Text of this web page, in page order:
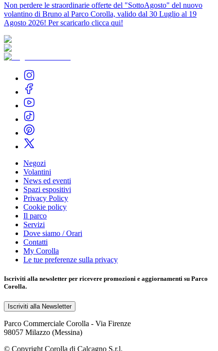
Non perdere le straordinarie offerte del "SottoAgosto" del nuovo
volantino di Bruno al Parco Corolla, valido dal 30 Luglio al 19
Agosto 2026! Per scaricarlo clicca qui!
Negozi
Volantini
News ed eventi
Spazi espositivi
Privacy Policy
Cookie policy
Il parco
Servizi
Dove siamo / Orari
Contatti
My Corolla
Le tue preferenze sulla privacy
Iscriviti alla newsletter per ricevere promozioni e aggiornamenti su Parco
Corolla.
Iscriviti alla Newsletter
Parco Commerciale Corolla - Via Firenze
98057 Milazzo (Messina)
© Copyright Corolla di Calcagno S.r.l.